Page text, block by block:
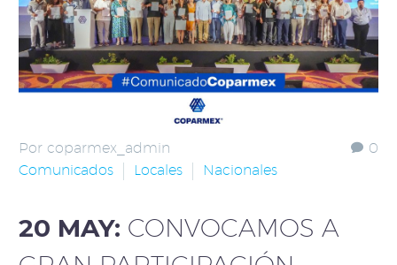
0
Por coparmex_admin
Comunicados
Locales Nacionales
20 MAY: CONVOCAMOS A